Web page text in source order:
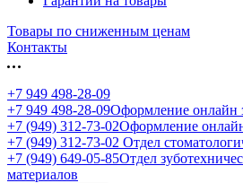
Товары по сниженным ценам
Контакты
+7 949 498-28-09
+7 949 498-28-09Оформление онлайн
+7 (949) 312-73-02Оформление онлайн
+7 (949) 312-73-02 Отдел
+7 (949) 649-05-85Отдел
материалов